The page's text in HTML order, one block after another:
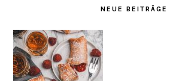
NEUE BEITRÄGE